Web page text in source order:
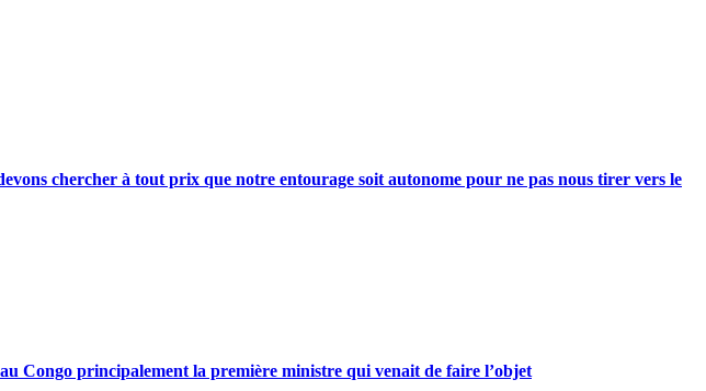
chercher à tout prix que notre entourage soit autonome pour ne pas nous tirer vers le
Congo principalement la première ministre qui venait de faire l’objet